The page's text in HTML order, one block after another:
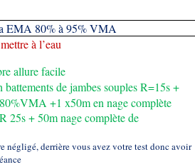
EMA 80% à 95% VMA
à l’eau
allure facile
de jambes souples R=15s +
+1 x50m en nage complète
25s + 50m nage complète de
négligé, derrière vous avez votre test donc avoir